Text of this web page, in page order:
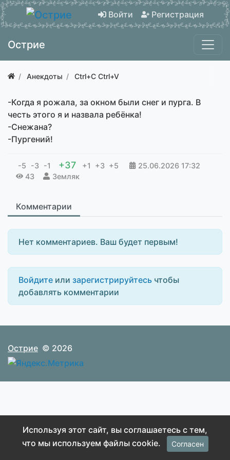
Войти Регистрация
Острие
Анекдоты Ctrl+C Ctrl+V
-Когда я рожала, за окном были снег и пурга. В
честь этого я и назвала ребёнка!
-Снежана?
-Пургений!
-5 -3 -1 +37 +1 +3 +5 25.06.2026 17:32
43
Земляк
Комментарии
Нет комментариев. Ваш будет первым!
Войдите или зарегистрируйтесь чтобы
добавлять комментарии
Острие © 2026
Используя этот сайт, вы соглашаетесь с тем,
что мы используем файлы cookie.
Согласен